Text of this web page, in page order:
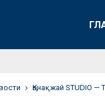
Қонақжай STUDIO —